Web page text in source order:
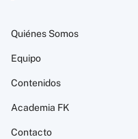
Quiénes Somos
Equipo
Contenidos
Academia FK
Contacto